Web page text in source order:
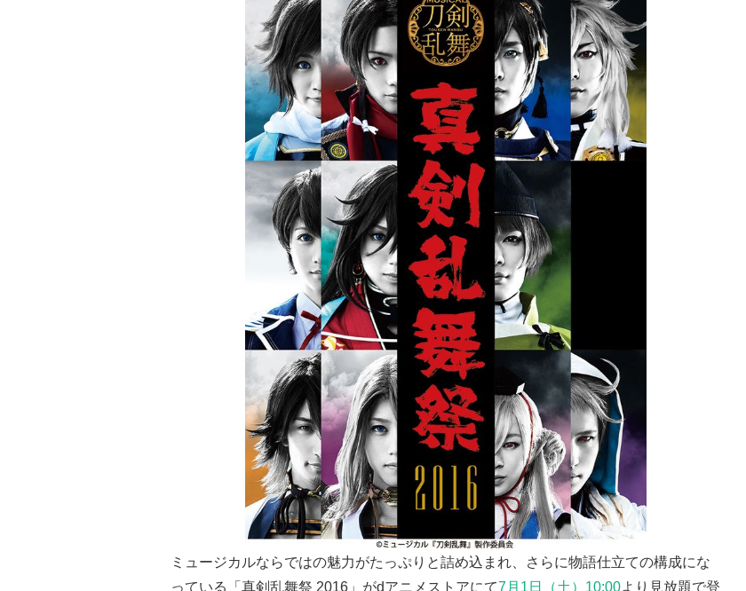
ミュージカルならではの魅力がたっぷりと詰め込まれ、さらに物語仕立ての構成にな
っている「真剣乱舞祭 2016」がdアニメストアにて7月1日（土）10:00より見放題で登